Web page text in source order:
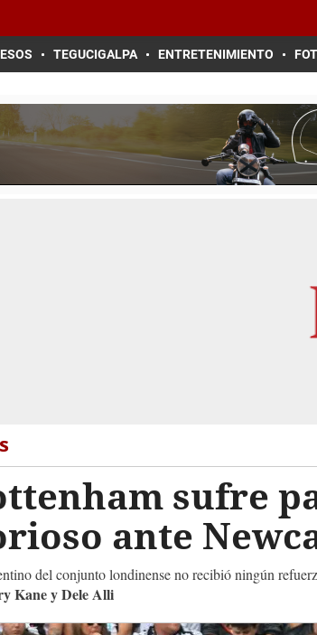
TEGUCIGALPA ENTRETENIMIENTO
sufre
ante
del conjunto londinense no recibió ningún
Kane y Dele Alli